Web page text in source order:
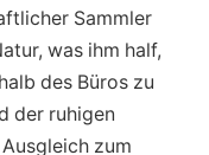
Sammler
was ihm half,
des Büros zu
der ruhigen
zum